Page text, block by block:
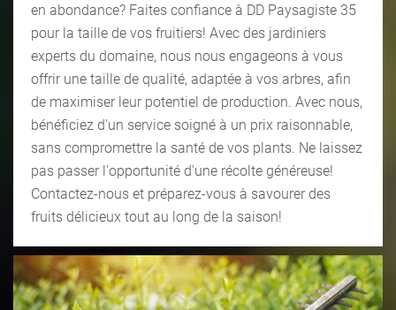
en abondance? Faites confiance à DD Paysagiste 35
pour la taille de vos fruitiers! Avec des jardiniers
experts du domaine, nous nous engageons à vous
offrir une taille de qualité, adaptée à vos arbres, afin
de maximiser leur potentiel de production. Avec nous,
bénéficiez d'un service soigné à un prix raisonnable,
sans compromettre la santé de vos plants. Ne laissez
pas passer l'opportunité d'une récolte généreuse!
Contactez-nous et préparez-vous à savourer des
fruits délicieux tout au long de la saison!